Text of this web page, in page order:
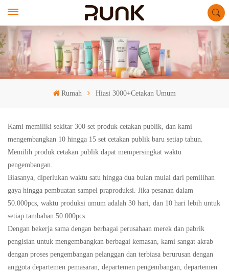
Rumah Hiasi 3000+Cetakan Umum
Kami memiliki sekitar 300 set produk cetakan publik, dan kami
mengembangkan 10 hingga 15 set cetakan publik baru setiap tahun.
Memilih produk cetakan publik dapat mempersingkat waktu
pengembangan.
Biasanya, diperlukan waktu satu hingga dua bulan mulai dari pemilihan
gaya hingga pembuatan sampel praproduksi. Jika pesanan dalam
50.000pcs, waktu produksi umum adalah 30 hari, dan 10 hari lebih untuk
setiap tambahan 50.000pcs.
Dengan bekerja sama dengan berbagai perusahaan merek dan pabrik
pengisian untuk mengembangkan berbagai kemasan, kami sangat akrab
dengan proses pengembangan pelanggan dan terbiasa berurusan dengan
anggota departemen pemasaran, departemen pengembangan, departemen